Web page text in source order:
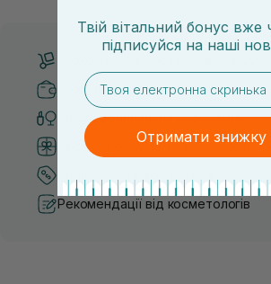
Безпечні способи оплати
Тільки оригінальна косметика
Система бонусів та лояльності
Рекомендації від косметологів
Твій вітальний бонус вже
підписуйся на наші
email
Отримати знижку